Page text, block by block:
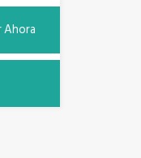
Ahora